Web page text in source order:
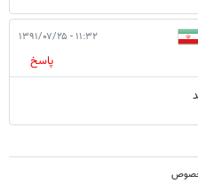
۱۱:۳۲ - ۱۳۹۱/۰۷/۲۵
پاسخ